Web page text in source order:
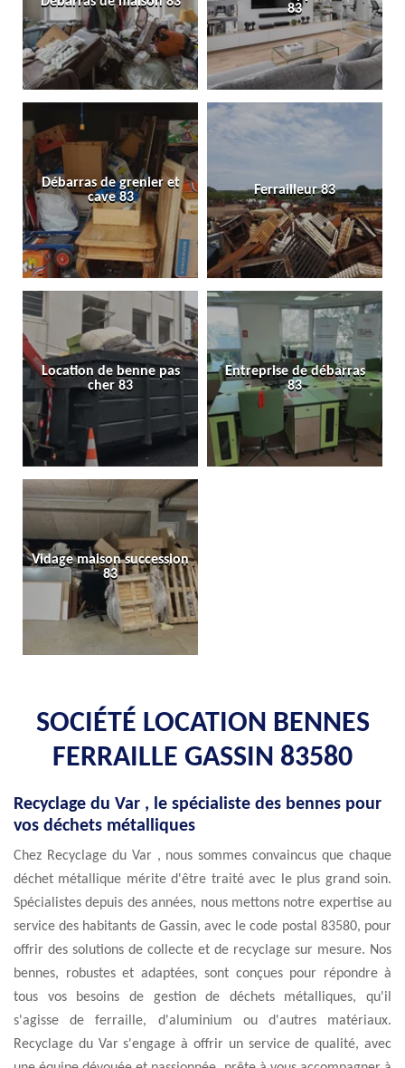
83
Débarras de grenier et
cave 83
Ferrailleur 83
Location de benne pas
cher 83
Entreprise de débarras
83
Vidage maison succession
83
SOCIÉTÉ LOCATION BENNES
FERRAILLE GASSIN 83580
Recyclage du Var , le spécialiste des bennes pour
vos déchets métalliques
Chez Recyclage du Var , nous sommes convaincus que chaque
déchet métallique mérite d'être traité avec le plus grand soin.
Spécialistes depuis des années, nous mettons notre expertise au
service des habitants de Gassin, avec le code postal 83580, pour
offrir des solutions de collecte et de recyclage sur mesure. Nos
bennes, robustes et adaptées, sont conçues pour répondre à
tous vos besoins de gestion de déchets métalliques, qu'il
s'agisse de ferraille, d'aluminium ou d'autres matériaux.
Recyclage du Var s'engage à offrir un service de qualité, avec